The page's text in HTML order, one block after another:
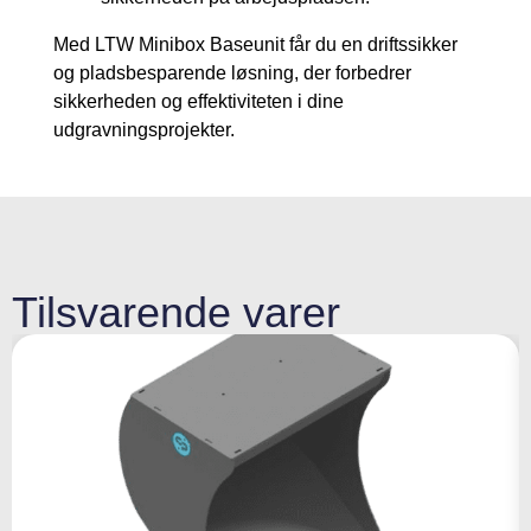
Med LTW Minibox Baseunit får du en driftssikker
og pladsbesparende løsning, der forbedrer
sikkerheden og effektiviteten i dine
udgravningsprojekter.
Tilsvarende varer